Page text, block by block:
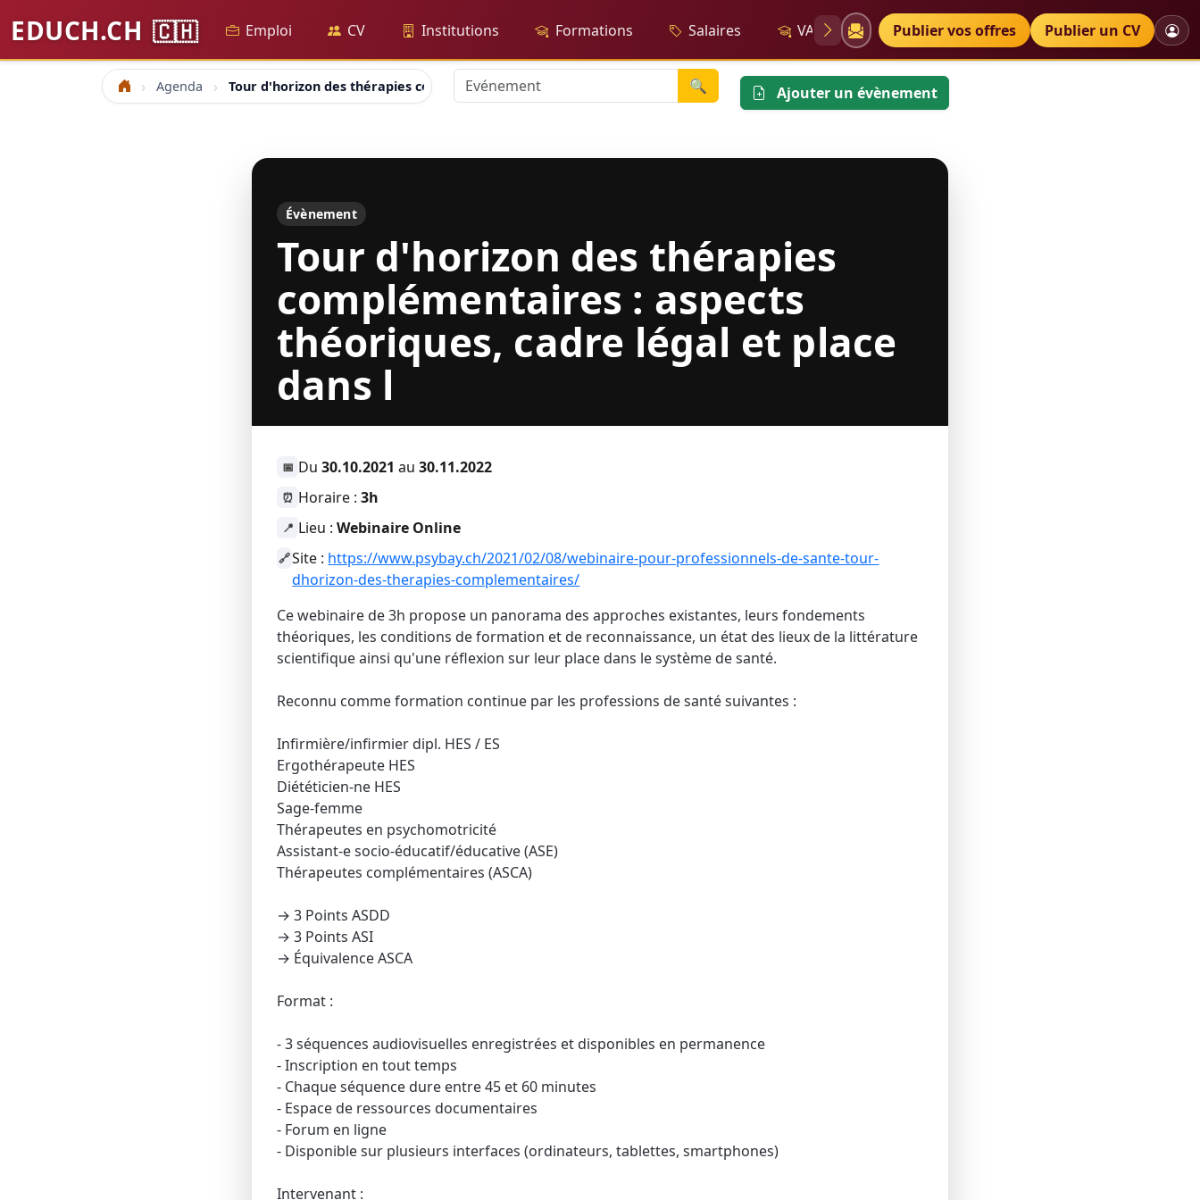
EDUCH.CH 🇨🇭 Emploi CV Institutions Formations Salaires VAE Diplômes Petites annonces
Publier vos offres Publier un CV
Accueil Agenda Tour d'horizon des thérapies complémentaires : aspects théoriques, cadre légal et place dans l
🔍 Ajouter un évènement
Évènement
Tour d'horizon des thérapies
complémentaires : aspects
théoriques, cadre légal et place
dans l
📅 Du 30.10.2021 au 30.11.2022
⏰ Horaire : 3h
📍 Lieu : Webinaire Online
🔗Site : https://www.psybay.ch/2021/02/08/webinaire-pour-professionnels-de-sante-tour-
dhorizon-des-therapies-complementaires/
Ce webinaire de 3h propose un panorama des approches existantes, leurs fondements
théoriques, les conditions de formation et de reconnaissance, un état des lieux de la littérature
scientifique ainsi qu'une réflexion sur leur place dans le système de santé.
Reconnu comme formation continue par les professions de santé suivantes :
Infirmière/infirmier dipl. HES / ES
Ergothérapeute HES
Diététicien-ne HES
Sage-femme
Thérapeutes en psychomotricité
Assistant-e socio-éducatif/éducative (ASE)
Thérapeutes complémentaires (ASCA)
→ 3 Points ASDD
→ 3 Points ASI
→ Équivalence ASCA
Format :
- 3 séquences audiovisuelles enregistrées et disponibles en permanence
- Inscription en tout temps
- Chaque séquence dure entre 45 et 60 minutes
- Espace de ressources documentaires
- Forum en ligne
- Disponible sur plusieurs interfaces (ordinateurs, tablettes, smartphones)
Intervenant :